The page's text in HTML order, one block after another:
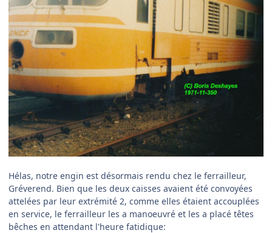
Hélas, notre engin est désormais rendu chez le ferrailleur,
Gréverend. Bien que les deux caisses avaient été convoyées
attelées par leur extrémité 2, comme elles étaient accouplées
en service, le ferrailleur les a manoeuvré et les a placé têtes
bêches en attendant l'heure fatidique: